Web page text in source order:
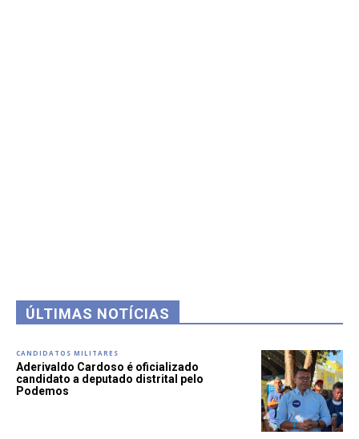
ÚLTIMAS NOTÍCIAS
CANDIDATOS MILITARES
Aderivaldo Cardoso é oficializado
candidato a deputado distrital pelo
Podemos